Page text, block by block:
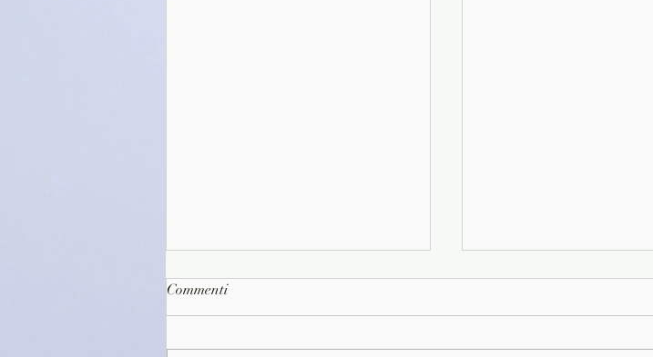
Commenti